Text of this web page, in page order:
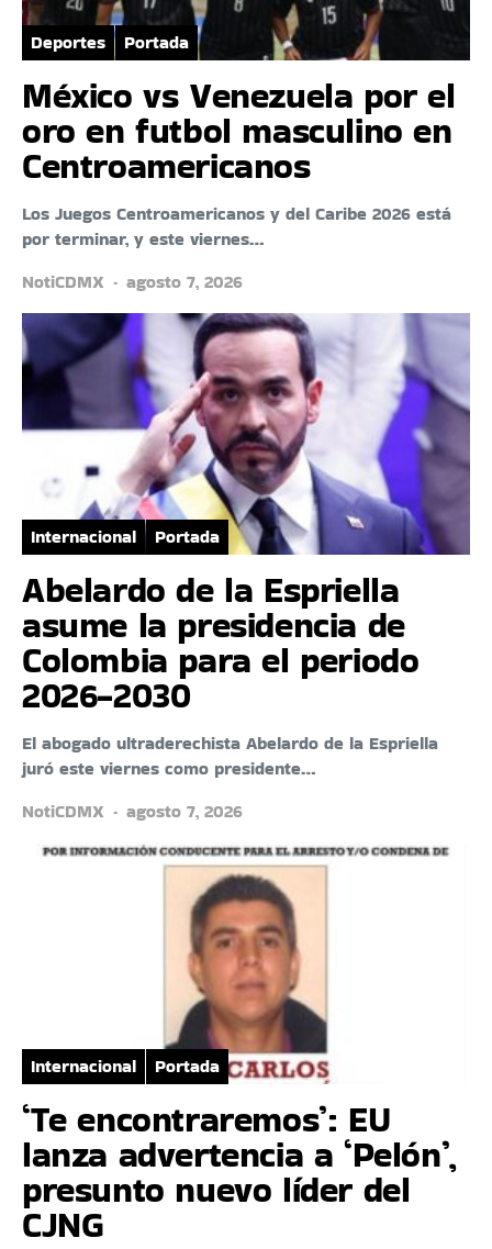
Deportes Portada
México vs Venezuela por el
oro en futbol masculino en
Centroamericanos
Los Juegos Centroamericanos y del Caribe 2026 está
por terminar, y este viernes…
NotiCDMX
agosto 7, 2026
Internacional Portada
Abelardo de la Espriella
asume la presidencia de
Colombia para el periodo
2026-2030
El abogado ultraderechista Abelardo de la Espriella
juró este viernes como presidente…
NotiCDMX
agosto 7, 2026
Internacional Portada
‘Te encontraremos’: EU
lanza advertencia a ‘Pelón’,
presunto nuevo líder del
CJNG